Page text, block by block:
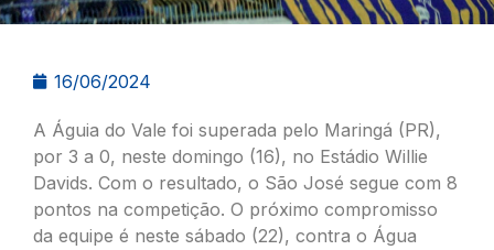
16/06/2024
A Águia do Vale foi superada pelo Maringá (PR),
por 3 a 0, neste domingo (16), no Estádio Willie
Davids. Com o resultado, o São José segue com 8
pontos na competição. O próximo compromisso
da equipe é neste sábado (22), contra o Água